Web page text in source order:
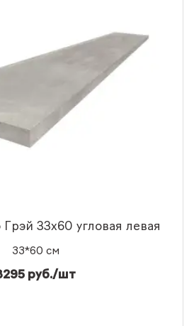
33x60 угловая левая
33*60 см
руб./шт